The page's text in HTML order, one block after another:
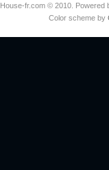
House-fr.com © 2010. Powered
Color scheme by